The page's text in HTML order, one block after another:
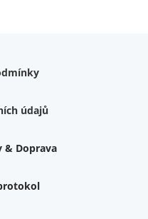
údajů
& Doprava